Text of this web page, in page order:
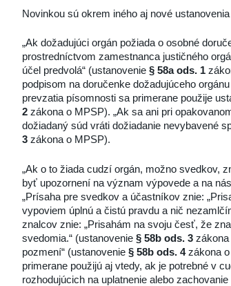
Novinkou sú okrem iného aj nové ustanovenia
„Ak dožadujúci orgán požiada o osobné
prostredníctvom zamestnanca justičného
účel predvolá“ (ustanovenie § 58a ods. 1
podpisom na doručenke dožadujúceho
prevzatia písomnosti sa primerane použije
2 zákona o MPSP). „Ak sa ani pri
dožiadaný súd vráti dožiadanie nevybavené
3 zákona o MPSP).
„Ak o to žiada cudzí orgán, možno svedkov,
byť upozornení na význam výpovede a na
„Prísaha pre svedkov a účastníkov znie:
vypoviem úplnú a čistú pravdu a nič
znalcov znie: „Prisahám na svoju česť, že
svedomia.“ (ustanovenie § 58b ods. 3 zákona
pozmení“ (ustanovenie § 58b ods. 4zákona o
primerane použijú aj vtedy, ak je potrebné v
rozhodujúcich na uplatnenie alebo